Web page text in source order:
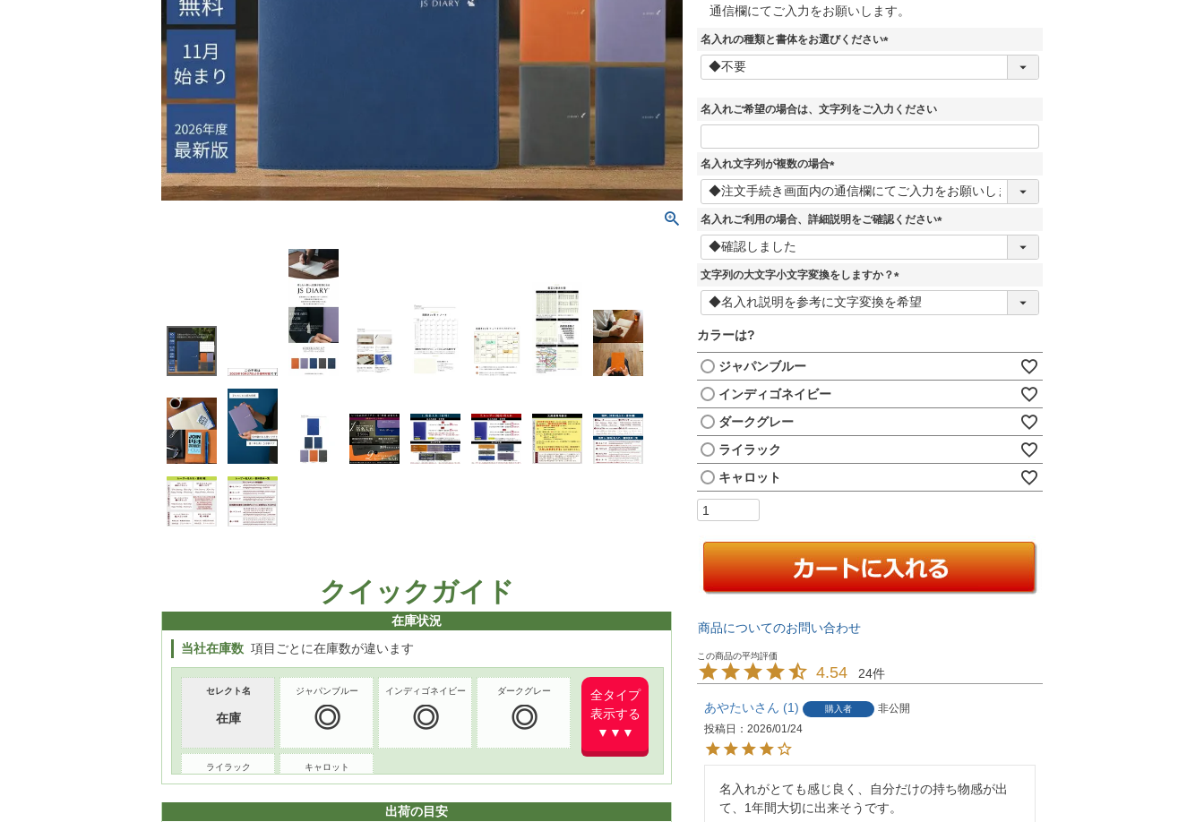
クイックガイド
在庫状況
当社在庫数 項目ごとに在庫数が違います
全タイプ
表示する
▼▼▼
セレクト名
在庫
ジャパンブルー インディゴネイビー ダークグレー
ライラック
15
キャロット
出荷の目安
通信欄にてご入力をお願いします。
名入れの種類と書体をお選びください
(
)
名入れご希望の場合は、文字列をご入力ください
名入れ文字列が複数の場合
(
必
須
)
名入れご利用の場合、詳細説明をご確認ください
(
)
文字列の大文字小文字変換をしますか？
(
必
カラーは?
ジャパンブルー
インディゴネイビー
ダークグレー
ライラック
キャロット
商品についてのお問い合わせ
4.54 24
あやたい 1 購入者
非公開
投稿日
2026/01/24
名入れがとても感じ良く、自分だけの持ち物感が出
て、1年間大切に出来そうです。